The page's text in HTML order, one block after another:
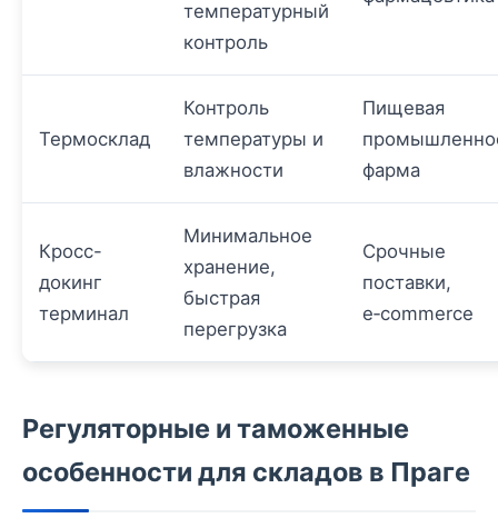
температурный
контроль
Термосклад
Контроль
температуры и
влажности
Пищевая
фарма
Кросс-
докинг
терминал
Минимальное
хранение,
быстрая
перегрузка
Срочные
поставки,
e‑commerce
Регуляторные и таможенные
особенности для складов в Праге